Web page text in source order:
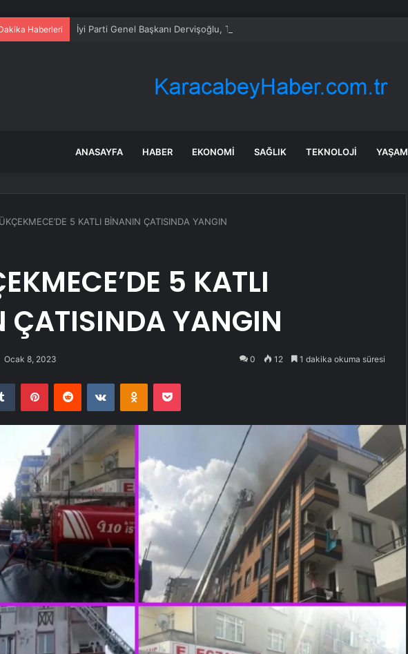
Haberleri İyi Parti Genel Başkanı Dervişoğlu, Tüsiad Yöneticileri ile Bir Araya Geldi
ANASAYFA HABER EKONOMI SAĞLIK TEKNOLOJI YAŞAM
5 KATLI BİNANIN ÇATISINDA YANGIN
5 KATLI
ÇATISINDA YANGIN
Ocak 8, 2023 0 12 1 dakika okuma süresi
Tumblr PinterestReddit VKontakteOdnoklassniki
Pocket